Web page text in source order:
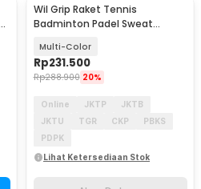
Akan Datang
Wil Grip Raket Tennis
Badminton Padel Sweat
Multi-Color
Rp231.500
Rp288.900 20%
Online JKTP
JKTB
JKTU
TGR CKP
PBKS
PDPK
Lihat Ketersediaan Stok